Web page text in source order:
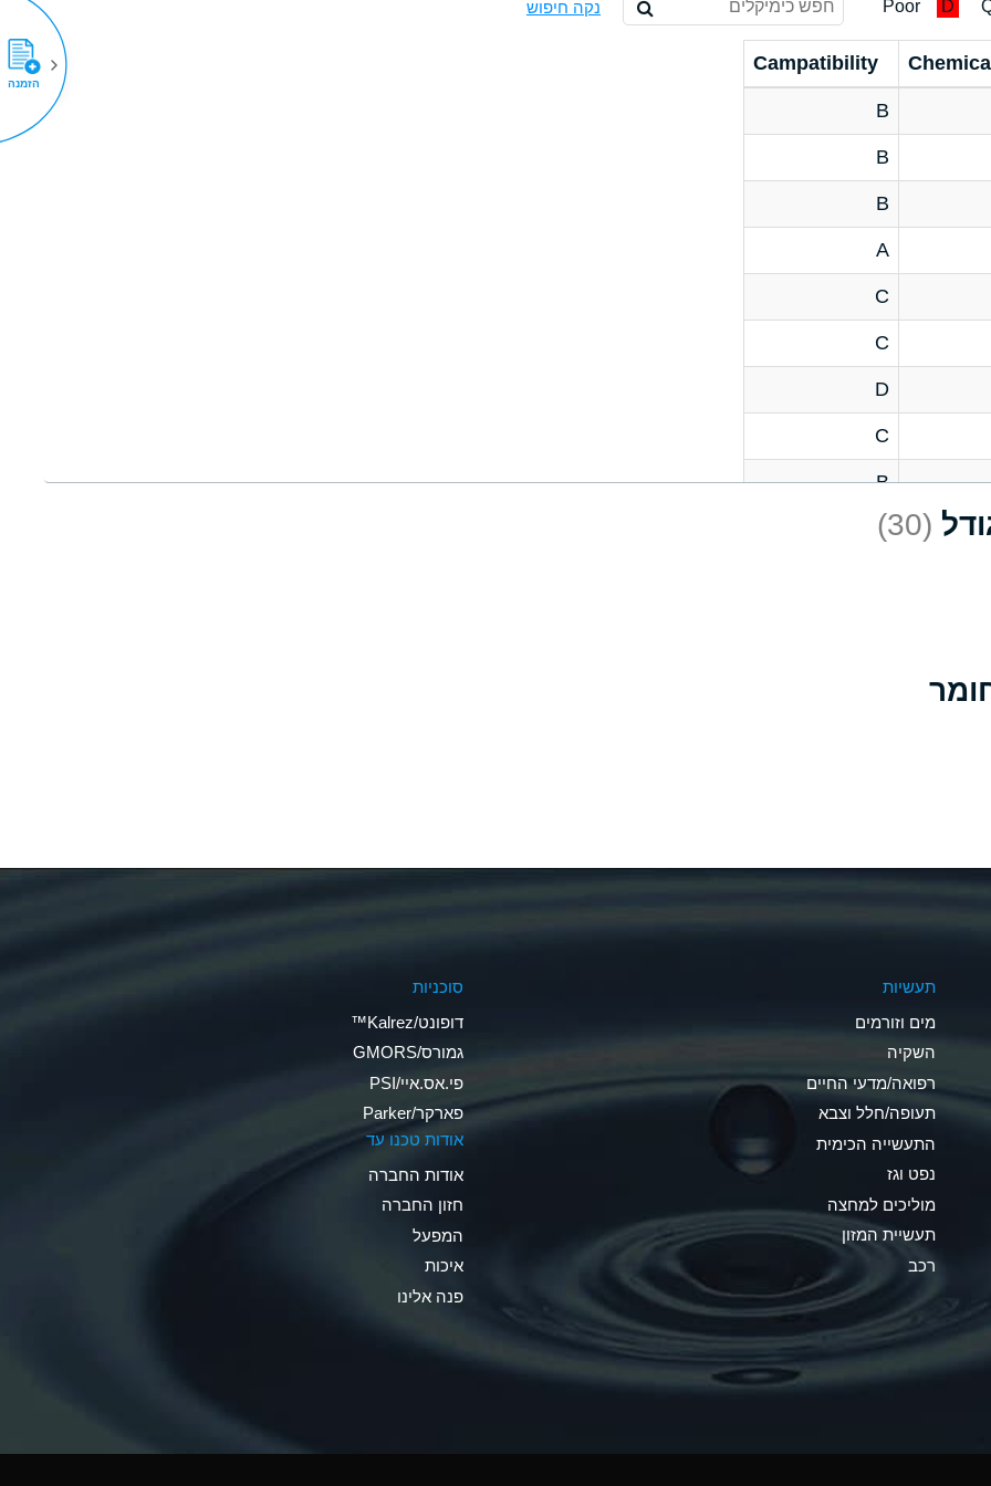
D
Poor נקה חיפוש
Chemical
Campatibility
B
B
B
A
C
C
D
C
B
D
C
A
*
A
B
(30)
תעשיות
מים וזורמים
השקיה
רפואה/מדעי החיים
תעופה/חלל וצבא
התעשייה הכימית
נפט וגז
מוליכים למחצה
תעשיית המזון
רכב
סוכניות
דופונט/Kalrez™
גמורס/GMORS
פי.אס.איי/PSI
פארקר/Parker
אודות טכנו עד
אודות החברה
חזון החברה
המפעל
איכות
פנה אלינו
הזמנה